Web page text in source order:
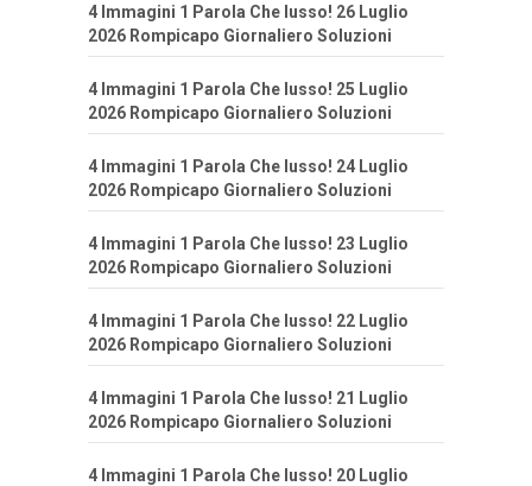
4 Immagini 1 Parola Che lusso! 26 Luglio
2026 Rompicapo Giornaliero Soluzioni
4 Immagini 1 Parola Che lusso! 25 Luglio
2026 Rompicapo Giornaliero Soluzioni
4 Immagini 1 Parola Che lusso! 24 Luglio
2026 Rompicapo Giornaliero Soluzioni
4 Immagini 1 Parola Che lusso! 23 Luglio
2026 Rompicapo Giornaliero Soluzioni
4 Immagini 1 Parola Che lusso! 22 Luglio
2026 Rompicapo Giornaliero Soluzioni
4 Immagini 1 Parola Che lusso! 21 Luglio
2026 Rompicapo Giornaliero Soluzioni
4 Immagini 1 Parola Che lusso! 20 Luglio